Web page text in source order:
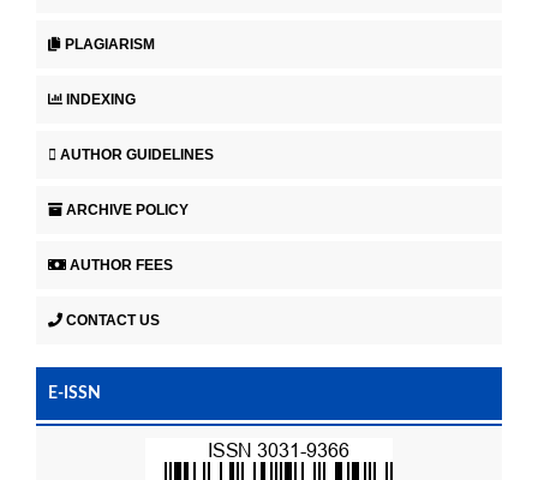
PLAGIARISM
INDEXING
AUTHOR GUIDELINES
ARCHIVE POLICY
AUTHOR FEES
CONTACT US
E-ISSN